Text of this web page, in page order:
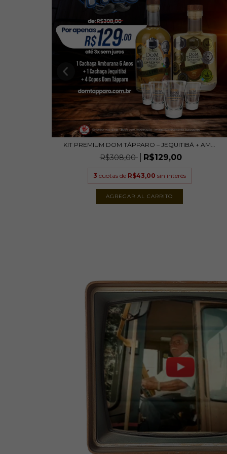
KIT PREMIUM DOM TÁPPARO – JEQUITIBÁ + AM...
R$308,00 R$129,00
3 cuotas de R$43,00 sin interés